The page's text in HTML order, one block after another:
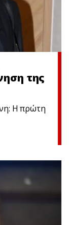
της
Η πρώτη